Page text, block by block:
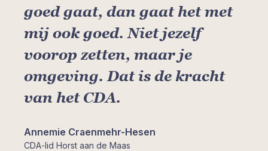
goed gaat, dan gaat het met
mij ook goed. Niet jezelf
voorop zetten, maar je
omgeving. Dat is de kracht
van het CDA.
Annemie Craenmehr-Hesen
CDA-lid Horst aan de Maas